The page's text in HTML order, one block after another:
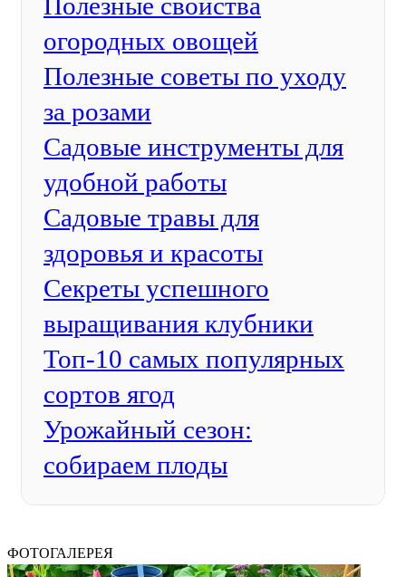
огородных овощей
Полезные советы по уходу
за розами
Садовые инструменты для
удобной работы
Садовые травы для
здоровья и красоты
Секреты успешного
выращивания клубники
Топ-10 самых популярных
сортов ягод
Урожайный сезон:
собираем плоды
ФОТОГАЛЕРЕЯ